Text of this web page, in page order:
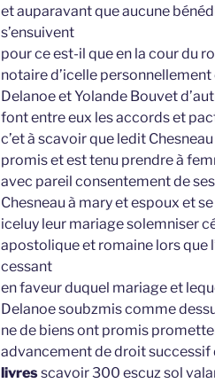
et auparavant que aucune
s’ensuivent
pour ce est-il que en la cour du
notaire d’icelle
Delanoe et Yolande Bouvet
font entre eux les accords et
c’et à scavoir que ledit
promis et est tenu prendre à
avec pareil consentement de
Chesneau à mary et espoux et
iceluy leur mariage solemniser
apostolique et romaine lors que
cessant
en faveur duquel mariage et
Delanoe soubzmis comme
ne de biens ont promis
advancement de droit successif
livresscavoir 300 escuz sol